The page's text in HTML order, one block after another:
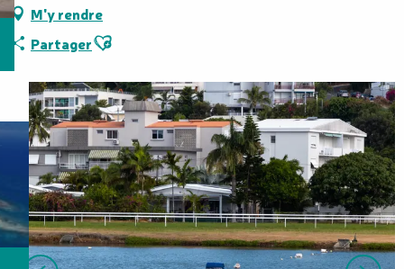
M'y rendre
PartagerAjouter aux favoris